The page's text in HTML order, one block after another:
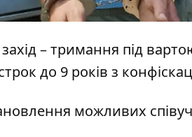
– тримання під
до 9 років з
можливих